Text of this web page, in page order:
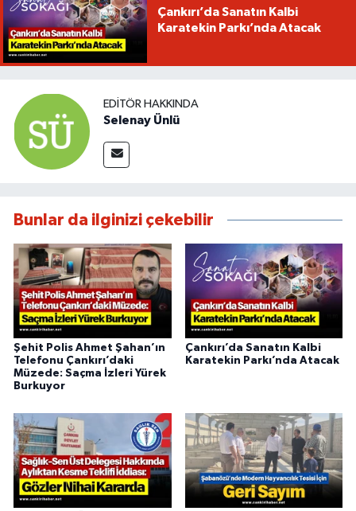
Çankırı’da Sanatın Kalbi
Karatekin Parkı’nda Atacak
EDITÖR HAKKINDA
Selenay Ünlü
Bunlar da ilginizi çekebilir
Şehit Polis Ahmet Şahan’ın
Telefonu Çankırı’daki
Müzede: Saçma İzleri Yürek
Burkuyor
Çankırı’da Sanatın Kalbi
Karatekin Parkı’nda Atacak